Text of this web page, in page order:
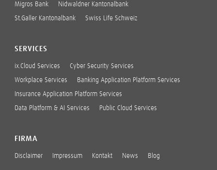
Migros Bank Nidwaldner Kantonalbank
St.Galler Kantonalbank Swiss Life Schweiz
SERVICES
ix.Cloud Services Cyber Security Services
Workplace Services Banking Application Platform Services
Insurance Application Platform Services
Data Platform & AI Services Public Cloud Services
FIRMA
Disclaimer Impressum Kontakt News Blog